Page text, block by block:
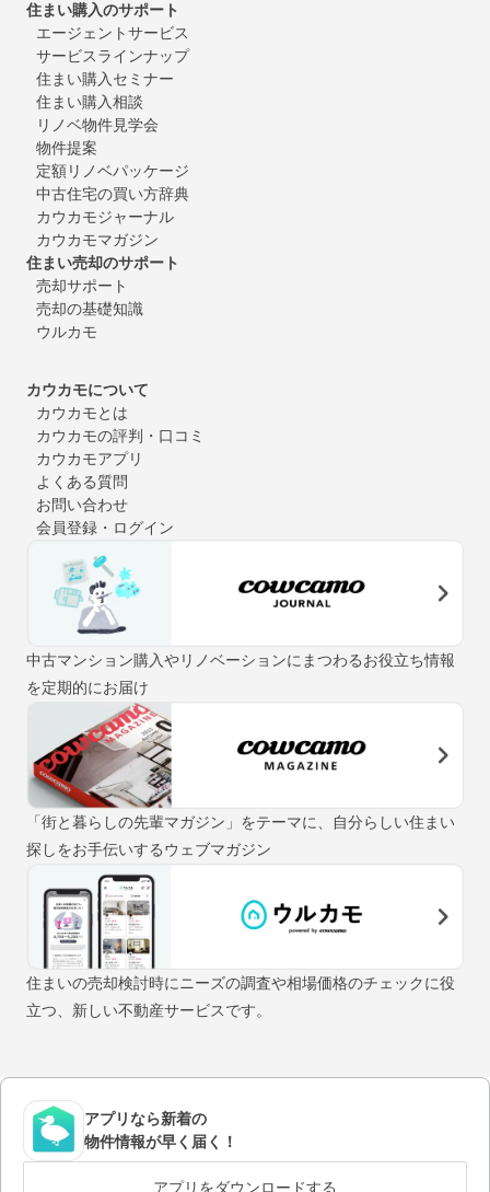
住まい購入のサポート
エージェントサービス
サービスラインナップ
住まい購入セミナー
住まい購入相談
リノベ物件見学会
物件提案
定額リノベパッケージ
中古住宅の買い方辞典
カウカモジャーナル
カウカモマガジン
住まい売却のサポート
売却サポート
売却の基礎知識
ウルカモ
カウカモについて
カウカモとは
カウカモの評判・口コミ
カウカモアプリ
よくある質問
お問い合わせ
会員登録・ログイン
中古マンション購入やリノベーションにまつわるお役立ち情報
を定期的にお届け
「街と暮らしの先輩マガジン」をテーマに、自分らしい住まい
探しをお手伝いするウェブマガジン
住まいの売却検討時にニーズの調査や相場価格のチェックに役
立つ、新しい不動産サービスです。
アプリなら新着の
物件情報が早く届く！
アプリをダウンロードする